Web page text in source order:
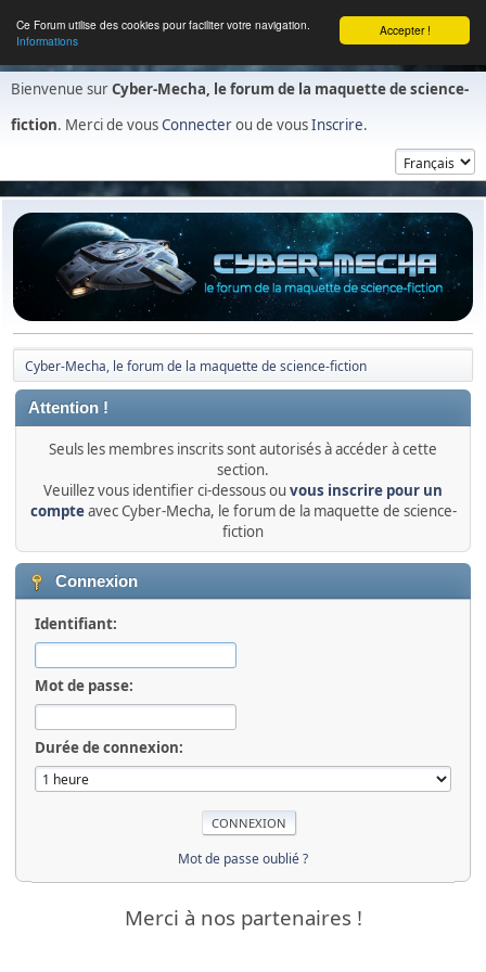
Accepter !
Ce Forum utilise des cookies pour faciliter votre navigation.
Informations
Bienvenue surCyber-Mecha, le forum de la maquette de science-
fiction. Merci de vousConnecterou de vousInscrire.
Cyber-Mecha, le forum de la maquette de science-fiction
Attention !
Seuls les membres inscrits sont autorisés à accéder à cette
section.
Veuillez vous identifier ci-dessous ou vous inscrire pour un
compteavec Cyber-Mecha, le forum de la maquette de science-
fiction
Connexion
Identifiant:
Mot de passe:
Durée de connexion:
Mot de passe oublié ?
Merci à nos partenaires !